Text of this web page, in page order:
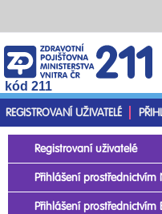
kód 211
REGISTROVANÍ UŽIVATELÉ
Registrovaní uživatelé
Přihlášení prostřednictvím
Přihlášení prostřednictvím